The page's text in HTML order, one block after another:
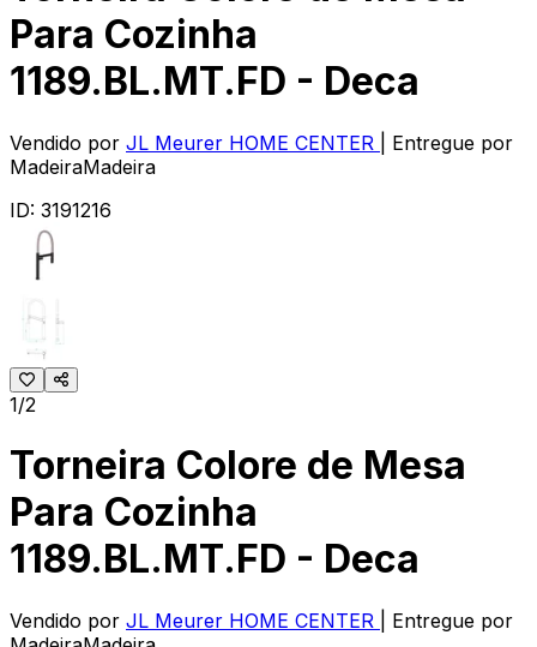
Para Cozinha
1189.BL.MT.FD - Deca
Vendido por JL Meurer HOME CENTER
| Entregue por
MadeiraMadeira
ID: 3191216
1/2
Torneira Colore de Mesa
Para Cozinha
1189.BL.MT.FD - Deca
Vendido por JL Meurer HOME CENTER
| Entregue por